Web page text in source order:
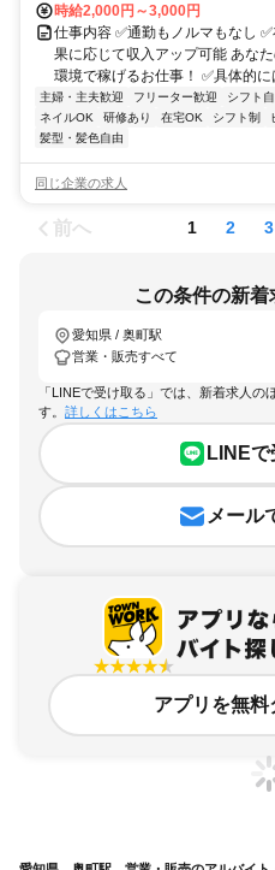
時給2,000円～3,000円
仕事内容 ✅通勤もノルマもなし
果に応じて収入アップ可能 あな
環境で稼げるお仕事！ ✅具体的
主婦・主夫歓迎 フリーター歓迎 シフト
ネイルOK
研修あり 在宅OK シフト制
髪型・髪色自由
同じ企業の求人
前へ 1 2 3
この条件の新
愛知県 / 奥町駅
営業・販売すべて
「LINEで受け取る」では、新着求人の
す。 詳しくはこちら
LINE
メール
アプリを無料